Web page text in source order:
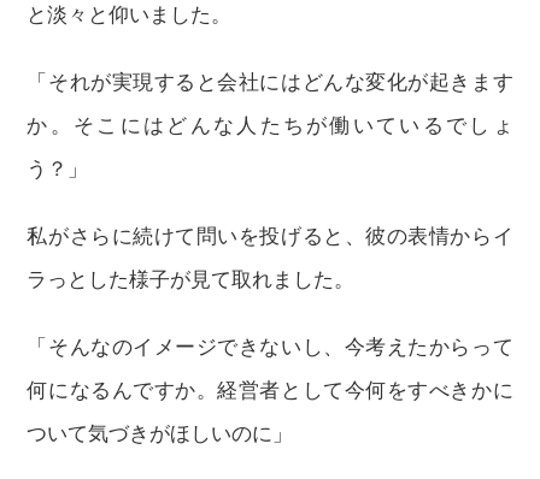
と淡々と仰いました。
「それが実現すると会社にはどんな変化が起きます
か。そこにはどんな人たちが働いているでしょ
う？」
私がさらに続けて問いを投げると、彼の表情からイ
ラっとした様子が見て取れました。
「そんなのイメージできないし、今考えたからって
何になるんですか。経営者として今何をすべきかに
ついて気づきがほしいのに」